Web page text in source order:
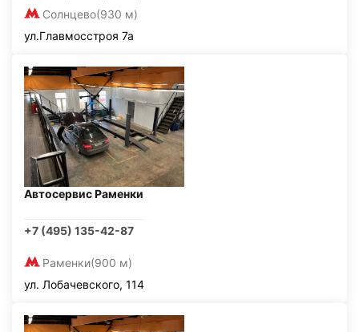
Солнцево(930 м)
ул.Главмосстроя 7а
Автосервис Раменки
+7 (495) 135-42-87
Раменки(900 м)
ул. Лобачевского, 114